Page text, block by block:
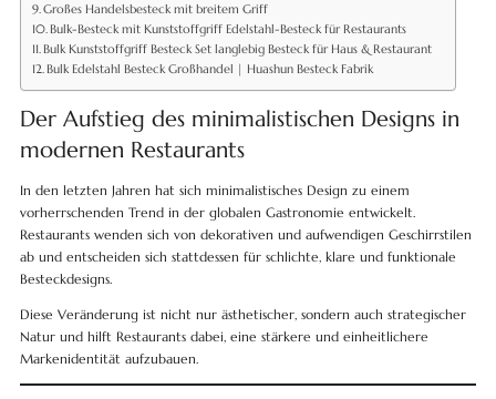
Großes Handelsbesteck mit breitem Griff
Bulk-Besteck mit Kunststoffgriff Edelstahl-Besteck für Restaurants
Bulk Kunststoffgriff Besteck Set langlebig Besteck für Haus & Restaurant
Bulk Edelstahl Besteck Großhandel | Huashun Besteck Fabrik
Der Aufstieg des minimalistischen Designs in
modernen Restaurants
In den letzten Jahren hat sich minimalistisches Design zu einem
vorherrschenden Trend in der globalen Gastronomie entwickelt.
Restaurants wenden sich von dekorativen und aufwendigen Geschirrstilen
ab und entscheiden sich stattdessen für schlichte, klare und funktionale
Besteckdesigns.
Diese Veränderung ist nicht nur ästhetischer, sondern auch strategischer
Natur und hilft Restaurants dabei, eine stärkere und einheitlichere
Markenidentität aufzubauen.